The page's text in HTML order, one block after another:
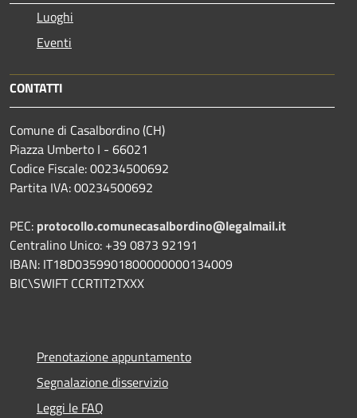
Luoghi
Eventi
CONTATTI
Comune di Casalbordino (CH)
Piazza Umberto I - 66021
Codice Fiscale: 00234500692
Partita IVA: 00234500692
PEC: protocollo.comunecasalbordino@legalmail.it
Centralino Unico: +39 0873 92191
IBAN: IT18D0359901800000000134009
BIC\SWIFT CCRTIT2TXXX
Prenotazione appuntamento
Segnalazione disservizio
Leggi le FAQ